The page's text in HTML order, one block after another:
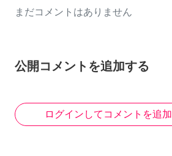
まだコメントはありません
公開コメントを追加する
ログインしてコメントを追加